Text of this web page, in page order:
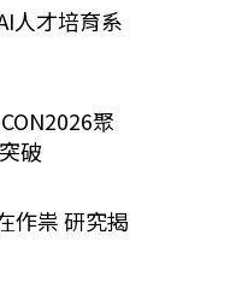
人才培育系
聚
破
作祟 研究揭